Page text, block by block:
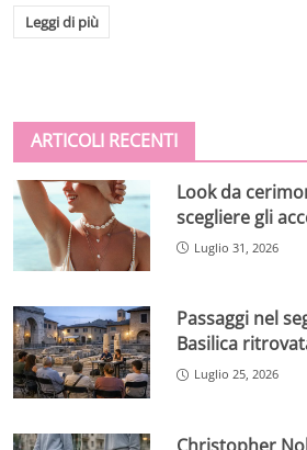
Leggi di più
ARTICOLI RECENTI
Look da
scegliere gli
Luglio 31, 2026
Passaggi nel
Basilica
Luglio 25, 2026